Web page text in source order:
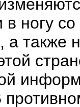
в ногу
а также